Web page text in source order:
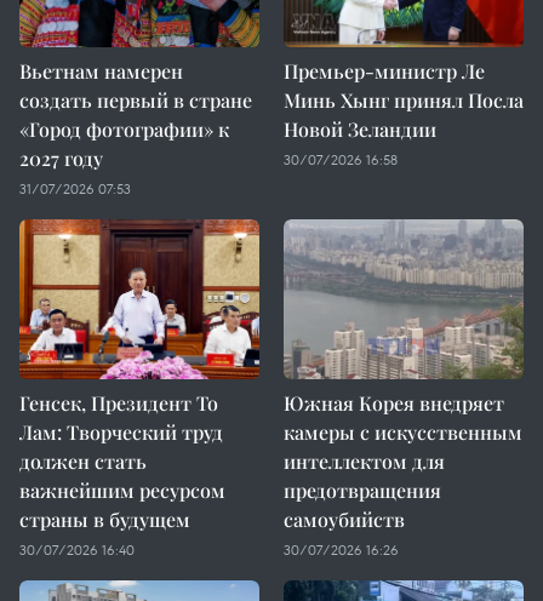
Вьетнам намерен
создать первый в стране
«Город фотографии» к
2027 году
31/07/2026 07:53
Премьер-министр Ле
Минь Хынг принял Посла
Новой Зеландии
30/07/2026 16:58
Генсек, Президент То
Лам: Творческий труд
должен стать
важнейшим ресурсом
страны в будущем
30/07/2026 16:40
Южная Корея внедряет
камеры с искусственным
интеллектом для
предотвращения
самоубийств
30/07/2026 16:26